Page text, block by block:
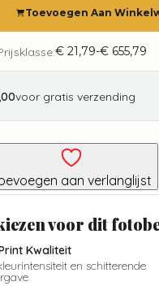
Toevoegen Aan
€21,79-€655,79
Prijsklasse:
€ 21,79
€ 655,79
voor gratis verzending
aan verlanglijst
voor dit
Kwaliteit
en schitterende